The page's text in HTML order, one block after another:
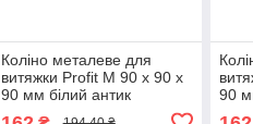
Коліно металеве для
витяжки Profit M 90 х 90 х
90 мм білий антик
90